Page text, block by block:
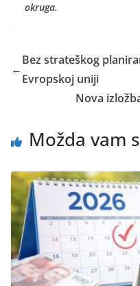
okruga.
←
Bez strateškog
Evropskoj uniji
Nova
Možda vam